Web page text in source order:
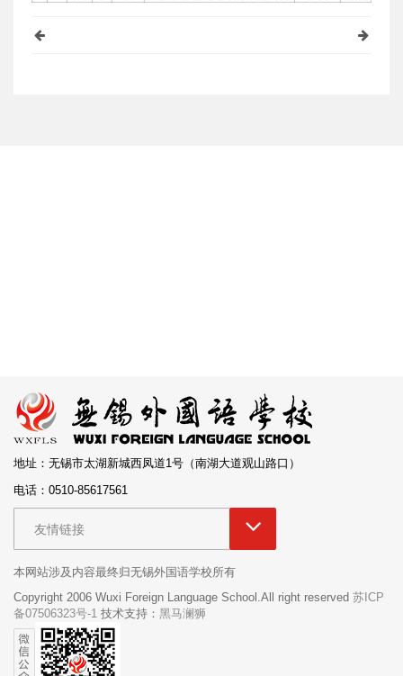
地址：无锡市太湖新城西凤道1号（南湖大道观山路口）
电话：0510-85617561
友情链接
本网站涉及内容最终归无锡外国语学校所有
Copyright 2006 Wuxi Foreign Language School.All right reserved 苏ICP
备07506323号-1 技术支持： 黑马澜狮